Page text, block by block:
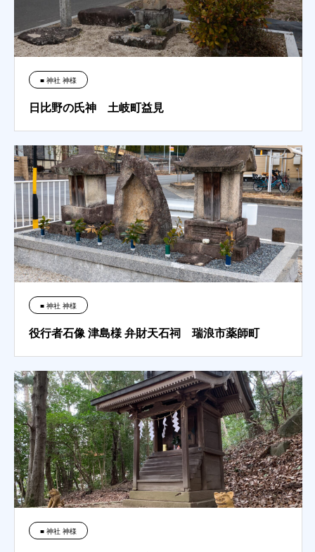
■ 神社 神様
日比野の氏神 土岐町益見
■ 神社 神様
役行者石像 津島様 弁財天石祠 瑞浪市薬師町
■ 神社 神様